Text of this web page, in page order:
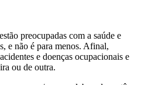
preocupadas com a saúde e
e não é para menos. Afinal,
e doenças ocupacionais e
ou de outra.